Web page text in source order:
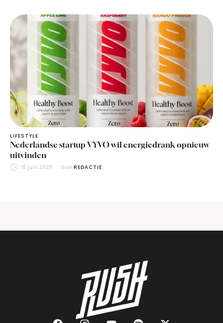
LIFESTYLE
Nederlandse startup VYVO wil energiedrank opnieuw
uitvinden
18 juni 2026 door REDACTIE